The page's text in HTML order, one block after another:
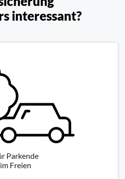
interessant?
Parkende
im Freien